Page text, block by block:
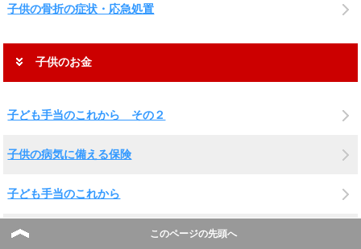
子供の骨折の症状・応急処置
子供のお金
子ども手当のこれから その２
子供の病気に備える保険
子ども手当のこれから
子供の医療費助成 このページの先頭へ